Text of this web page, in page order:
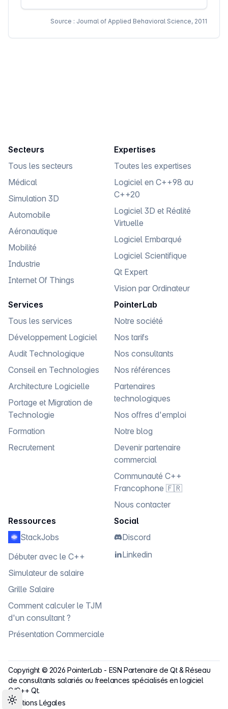
Source : Journal of Applied Behavioral Science, 2011
Secteurs
Tous les secteurs
Médical
Simulation 3D
Automobile
Aéronautique
Mobilité
Industrie
Internet Of Things
Expertises
Toutes les expertises
Logiciel en C++98 au
C++20
Logiciel 3D et Réalité
Virtuelle
Logiciel Embarqué
Logiciel Scientifique
Qt Expert
Vision par Ordinateur
Services
Tous les services
Développement Logiciel
Audit Technologique
Conseil en Technologies
Architecture Logicielle
Portage et Migration de
Technologie
Formation
Recrutement
PointerLab
Notre société
Nos tarifs
Nos consultants
Nos références
Partenaires
technologiques
Nos offres d'emploi
Notre blog
Devenir partenaire
commercial
Communauté C++
Francophone 🇫🇷
Nous contacter
Ressources
StackJobs
Débuter avec le C++
Simulateur de salaire
Grille Salaire
Comment calculer le TJM
d'un consultant ?
Présentation Commerciale
Social
Discord
Linkedin
Copyright © 2026 PointerLab - ESN Partenaire de Qt & Réseau
de consultants salariés ou freelances spécialisés en logiciel
C/C++ Qt.
Mentions Légales
Toggle theme